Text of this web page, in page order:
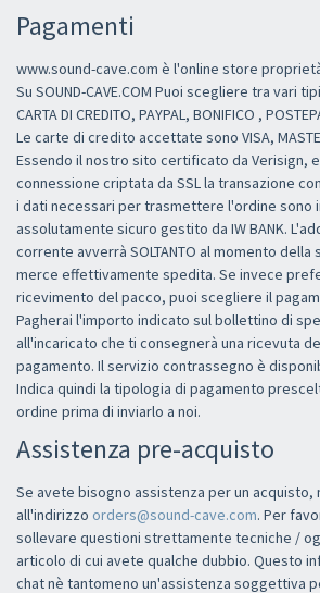
Pagamenti
www.sound-cave.com è l'online store proprietà
Su SOUND-CAVE.COM Puoi scegliere tra vari
CARTA DI CREDITO, PAYPAL, BONIFICO ,
Le carte di credito accettate sono VISA,
Essendo il nostro sito certificato da Verisign,
connessione criptata da SSL la transazione
i dati necessari per trasmettere l'ordine sono
assolutamente sicuro gestito da IW BANK.
corrente avverrà SOLTANTO al momento
merce effettivamente spedita. Se invece
ricevimento del pacco, puoi scegliere il
Pagherai l'importo indicato sul bollettino di
all'incaricato che ti consegnerà una ricevuta
pagamento. Il servizio contrassegno è
Indica quindi la tipologia di pagamento
ordine prima di inviarlo a noi.
Assistenza pre-acquisto
Se avete bisogno assistenza per un acquisto,
all'indirizzo orders@sound-cave.com. Per
sollevare questioni strettamente tecniche /
articolo di cui avete qualche dubbio. Questo
chat nè tantomeno un'assistenza soggettiva